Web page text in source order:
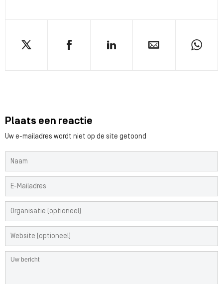
Plaats een reactie
Uw e-mailadres wordt niet op de site getoond